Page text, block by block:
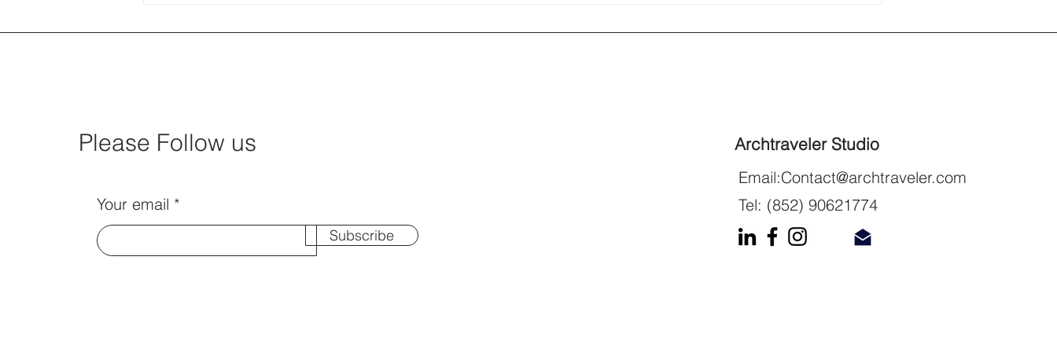
Please Follow us
Your email
Subscribe
Archtraveler Studio
Email:Contact@archtraveler.com
Tel: (852) 90621774